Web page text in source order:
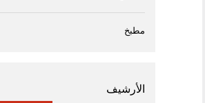
مطبخ
الأرشيف